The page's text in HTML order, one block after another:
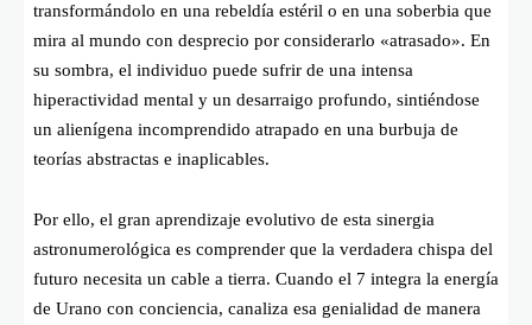
transformándolo en una rebeldía estéril o en una soberbia que
mira al mundo con desprecio por considerarlo «atrasado». En
su sombra, el individuo puede sufrir de una intensa
hiperactividad mental y un desarraigo profundo, sintiéndose
un alienígena incomprendido atrapado en una burbuja de
teorías abstractas e inaplicables.
Por ello, el gran aprendizaje evolutivo de esta sinergia
astronumerológica es comprender que la verdadera chispa del
futuro necesita un cable a tierra. Cuando el 7 integra la energía
de Urano con conciencia, canaliza esa genialidad de manera